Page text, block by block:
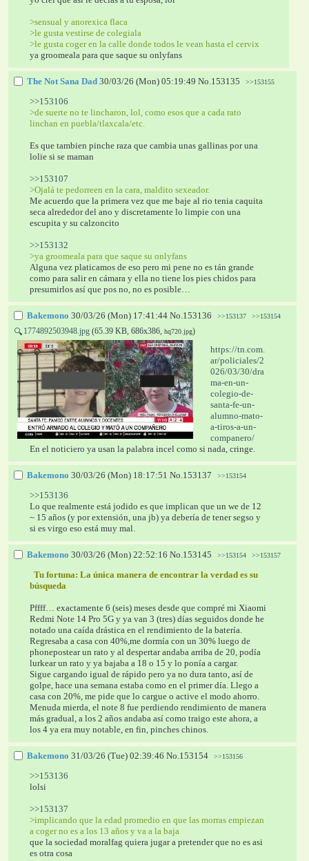
>sensual y anorexica flaca
>le gusta vestirse de colegiala
>le gusta coger en la calle donde todos le vean hasta el cervix
ya groomeala para que saque su onlyfans
The Not Sana Dad 30/03/26 (Mon) 05:19:49 No. 153135 >>153155
>>153106
>de suerte no te lincharon, lol, como esos que a cada rato
linchan en puebla/tlaxcala/etc.
Es que tambien pinche raza que cambia unas gallinas por una
lolie si se maman
>>153107
>Ojalá te pedorreen en la cara, maldito sexeador.
Me acuerdo que la primera vez que me baje al rio tenia caquita
seca alrededor del ano y discretamente lo limpie con una
escupita y su calzoncito
>>153132
>ya groomeala para que saque su onlyfans
Alguna vez platicamos de eso pero mi pene no es tán grande
como para salir en cámara y ella no tiene los pies chidos para
presumirlos así que pos no, no es posible…
Bakemono 30/03/26 (Mon) 17:41:44 No. 153136 >>153137 >>153154
🔍 1774892503948.jpg (65.39 KB, 686x386, hq720.jpg)
https://tn.com.
ar/policiales/2
026/03/30/dra
ma-en-un-
colegio-de-
santa-fe-un-
alumno-mato-
a-tiros-a-un-
companero/
En el noticiero ya usan la palabra incel como si nada, cringe.
Bakemono 30/03/26 (Mon) 18:17:51 No. 153137 >>153154
>>153136
Lo que realmente está jodido es que implican que un we de 12
~ 15 años (y por extensión, una jb) ya debería de tener segso y
si es virgo eso está muy mal.
Bakemono 30/03/26 (Mon) 22:52:16 No. 153145 >>153154 >>153157
Tu fortuna: La única manera de encontrar la verdad es su
búsqueda
Pffff… exactamente 6 (seis) meses desde que compré mi Xiaomi
Redmi Note 14 Pro 5G y ya van 3 (tres) días seguidos donde he
notado una caída drástica en el rendimiento de la batería.
Regresaba a casa con 40%,me dormía con un 30% luego de
phonepostear un rato y al despertar andaba arriba de 20, podía
lurkear un rato y ya bajaba a 18 o 15 y lo ponía a cargar.
Sigue cargando igual de rápido pero ya no dura tanto, así de
golpe, hace una semana estaba como en el primer día. Llego a
casa con 20%, me pide que lo cargue o active el modo ahorro.
Menuda mierda, el note 8 fue perdiendo rendimiento de manera
más gradual, a los 2 años andaba así como traigo este ahora, a
los 4 ya era muy notable, en fin, pinches chinos.
Bakemono 31/03/26 (Tue) 02:39:46 No. 153154 >>153156
>>153136
lolsi
>>153137
>implicando que la edad promedio en que las morras empiezan
a coger no es a los 13 años y va a la baja
que la sociedad moralfag quiera jugar a pretender que no es asi
es otra cosa